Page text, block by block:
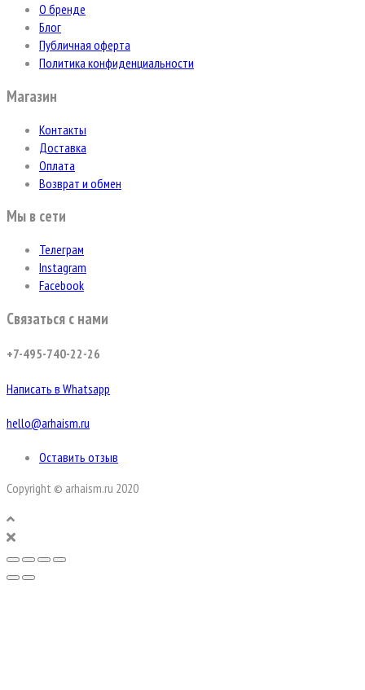
О бренде
Блог
Публичная оферта
Политика конфиденциальности
Магазин
Контакты
Доставка
Оплата
Возврат и обмен
Мы в сети
Телеграм
Instagram
Facebook
Связаться с нами
+7-495-740-22-26
Написать в Whatsapp
hello@arhaism.ru
Оставить отзыв
Copyright © arhaism.ru 2020